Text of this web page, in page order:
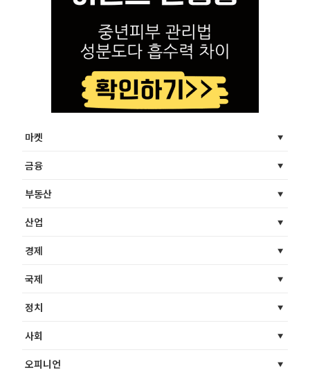
마켓
금융
부동산
산업
경제
국제
정치
사회
오피니언